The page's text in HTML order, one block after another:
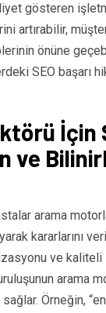
gösteren
artırabilir,
önüne
SEO başarı
İçin
ve
arama
kararlarını
ve kaliteli
arama
sağlar. Örneğin,